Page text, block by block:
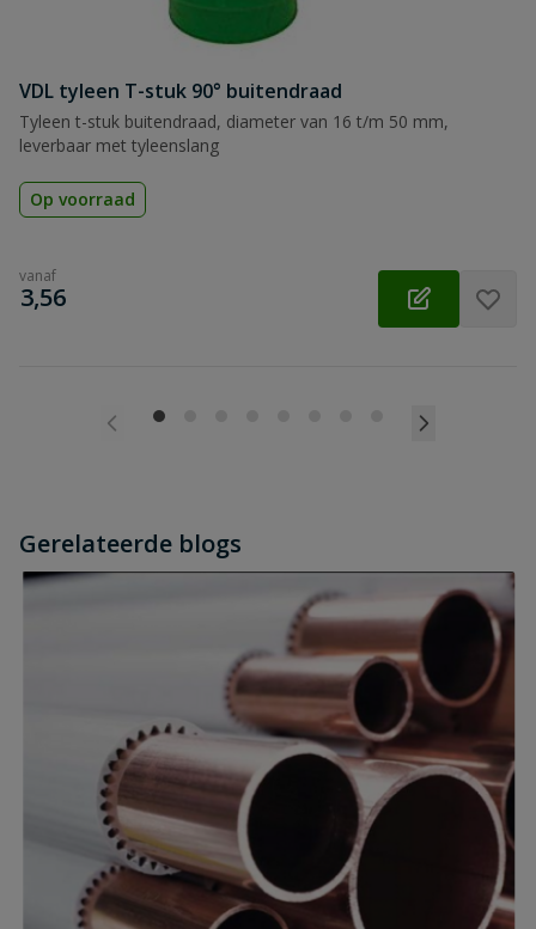
VDL tyleen T-stuk 90° buitendraad
Tyleen t-stuk buitendraad, diameter van 16 t/m 50 mm,
leverbaar met tyleenslang
Op voorraad
vanaf
€
3,56
Gerelateerde blogs